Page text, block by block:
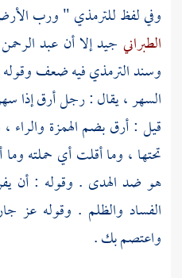
وفي لفظللترمذي" ورب
الطبراني جيد إلا أن عبد
وسندالترمذيفيه ضعف وقوله
السهر ، يقال : رجل أرق إذا
قيل : أرق بضم الهمزة
تحتها ، وما أقلت أي حملته
هو ضد الهدى . وقوله : أن
الفساد والظلم . وقوله عز
واعتصم بك .